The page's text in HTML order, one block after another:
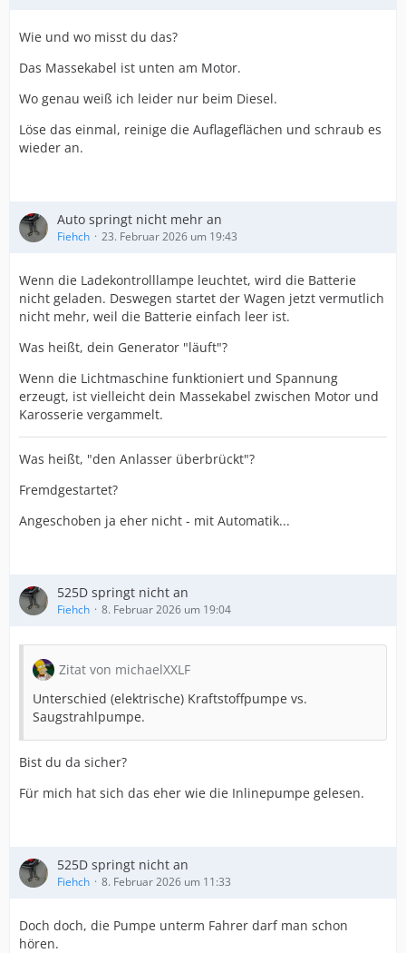
Wie und wo misst du das?
Das Massekabel ist unten am Motor.
Wo genau weiß ich leider nur beim Diesel.
Löse das einmal, reinige die Auflageflächen und schraub es
wieder an.
Auto springt nicht mehr an
Fiehch 23. Februar 2026 um 19:43
Wenn die Ladekontrolllampe leuchtet, wird die Batterie
nicht geladen. Deswegen startet der Wagen jetzt vermutlich
nicht mehr, weil die Batterie einfach leer ist.
Was heißt, dein Generator "läuft"?
Wenn die Lichtmaschine funktioniert und Spannung
erzeugt, ist vielleicht dein Massekabel zwischen Motor und
Karosserie vergammelt.
Was heißt, "den Anlasser überbrückt"?
Fremdgestartet?
Angeschoben ja eher nicht - mit Automatik...
525D springt nicht an
Fiehch 8. Februar 2026 um 19:04
Zitat von michaelXXLF
Unterschied (elektrische) Kraftstoffpumpe vs.
Saugstrahlpumpe.
Bist du da sicher?
Für mich hat sich das eher wie die Inlinepumpe gelesen.
525D springt nicht an
Fiehch 8. Februar 2026 um 11:33
Doch doch, die Pumpe unterm Fahrer darf man schon
hören.